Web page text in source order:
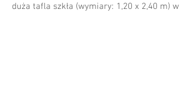
duża tafla szkła (wymiary: 1,20 x 2,40 m) w